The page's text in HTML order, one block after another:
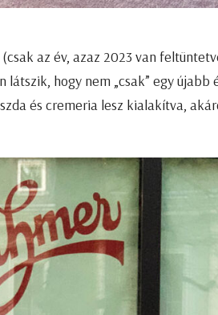
az év, azaz 2023 van
hogy nem „csak” egy újabb
és cremeria lesz kialakítva,